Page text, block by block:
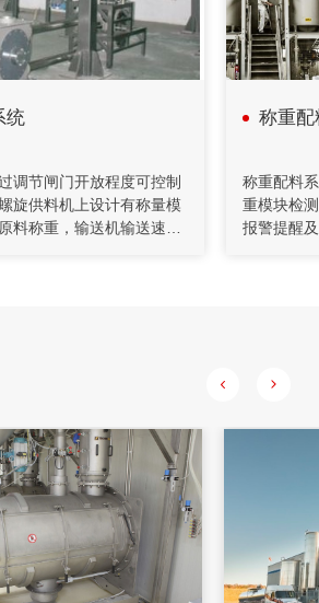
的组态、设计、控制、管理等功能。配料
料的前后重量差值转变为瞬时流量信号，
节控制并进行物料累计积算管理。具有测
，控制稳定等特点。在对施胶系统改造中
机和计量装置送至搅拌桶，通过调节给料
量。水管上装有流量计对水量进行计量，
统
调节闸门开放程度可控制
旋供料机上设计有称量模
料称重，输送机输送速
称重
称重配料
重模块检
报警提醒
采用变频